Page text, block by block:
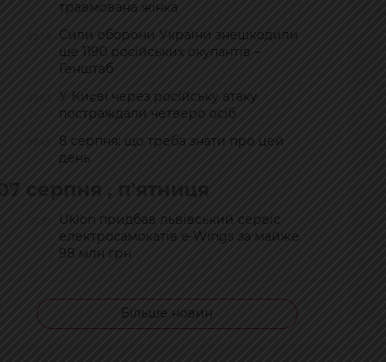
травмована жінка
Сили оборони України знешкодили
ще 1190 російських окупантів –
Генштаб
У Києві через російську атаку
постраждали четверо осіб
8 серпня: що треба знати про цей
день
серпня , п'ятниця
Uklon придбав львівський сервіс
електросамокатів e-Wings за майже
98 млн грн
Більше новин